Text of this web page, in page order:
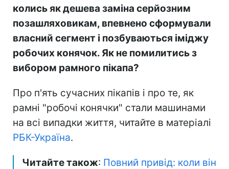
колись як дешева заміна серйозним
позашляховикам, впевнено сформували
власний сегмент і позбуваються іміджу
робочих конячок. Як не помилитись з
вибором рамного пікапа?
Про п'ять сучасних пікапів і про те, як
рамні "робочі конячки" стали машинами
на всі випадки життя, читайте в матеріалі
РБК-Україна.
Читайте також: Повний привід: коли він